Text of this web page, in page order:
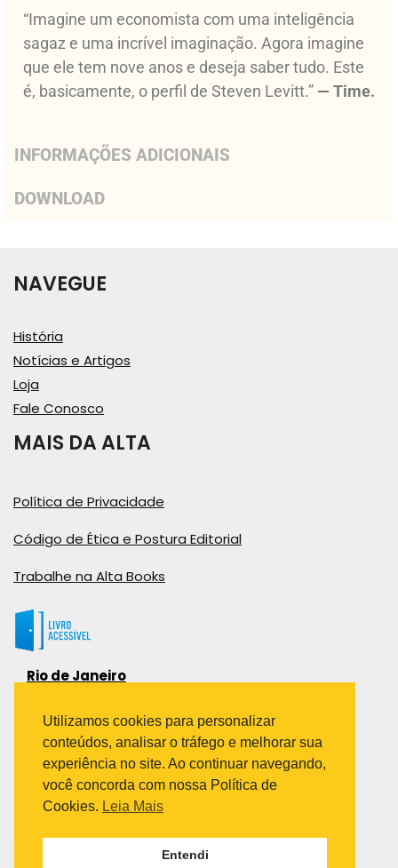
“Imagine um economista com uma inteligência
sagaz e uma incrível imaginação. Agora imagine
que ele tem nove anos e deseja saber tudo. Este
é, basicamente, o perfil de Steven Levitt.” — Time.
INFORMAÇÕES ADICIONAIS
DOWNLOAD
NAVEGUE
História
Notícias e Artigos
Loja
Fale Conosco
MAIS DA ALTA
Política de Privacidade
Código de Ética e Postura Editorial
Trabalhe na Alta Books
Rio de Janeiro
Bairro Industrial do Jacaré
Rio de Janeiro – RJ – CEP: 20970-031
Telefone:
(21) 3278-8069
(21) 3995-7512
Utilizamos cookies para personalizar
conteúdos, analisar o tráfego e melhorar sua
experiência no site. Ao continuar navegando,
você concorda com nossa Política de
Cookies. Leia Mais
Entendi